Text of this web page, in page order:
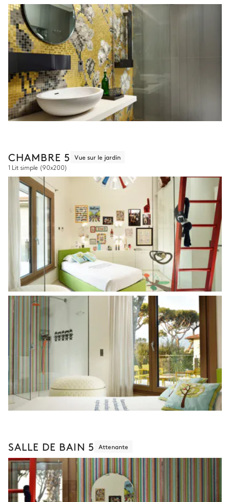
CHAMBRE 5 Vue sur le jardin
1 Lit simple (90x200)
SALLE DE BAIN 5 Attenante